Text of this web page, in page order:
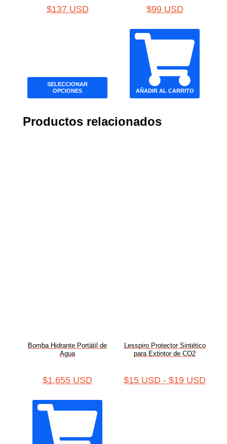
$137 USD
SELECCIONAR
OPCIONES
$99 USD
AÑADIR AL CARRITO
Productos relacionados
Bomba Hidrante Portátil de
Agua
$1,655 USD
Lesspiro Protector Sintético
para Extintor de CO2
$15 USD - $19 USD